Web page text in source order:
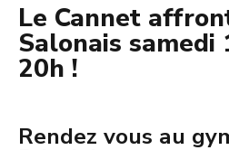
Le Cannet
Salonais samedi
20h !
Rendez vous au